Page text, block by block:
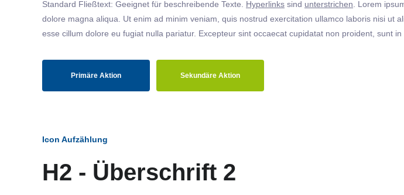
Standard Fließtext: Geeignet für beschreibende Texte. Hyperlinks sind unterstrichen. Lorem
dolore magna aliqua. Ut enim ad minim veniam, quis nostrud exercitation ullamco laboris nisi ut
esse cillum dolore eu fugiat nulla pariatur. Excepteur sint occaecat cupidatat non proident, sunt
Primäre Aktion Sekundäre Aktion
Icon Aufzählung
H2 - Überschrift 2